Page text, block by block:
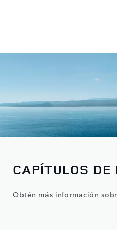
CAPÍTULOS DE
Obtén más información